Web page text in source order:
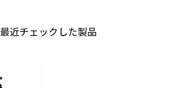
最近チェックした製品